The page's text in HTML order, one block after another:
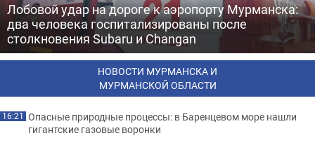
Лобовой удар на дороге к аэропорту Мурманска:
два человека госпитализированы после
столкновения Subaru и Changan
НОВОСТИ МУРМАНСКА И
МУРМАНСКОЙ ОБЛАСТИ
16:21 Опасные природные процессы: в Баренцевом море нашли
гигантские газовые воронки